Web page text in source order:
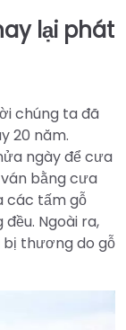
lại phát
chúng ta đã
20 năm.
ngày để cưa
bằng cưa
các tấm gỗ
Ngoài ra,
thương do gỗ